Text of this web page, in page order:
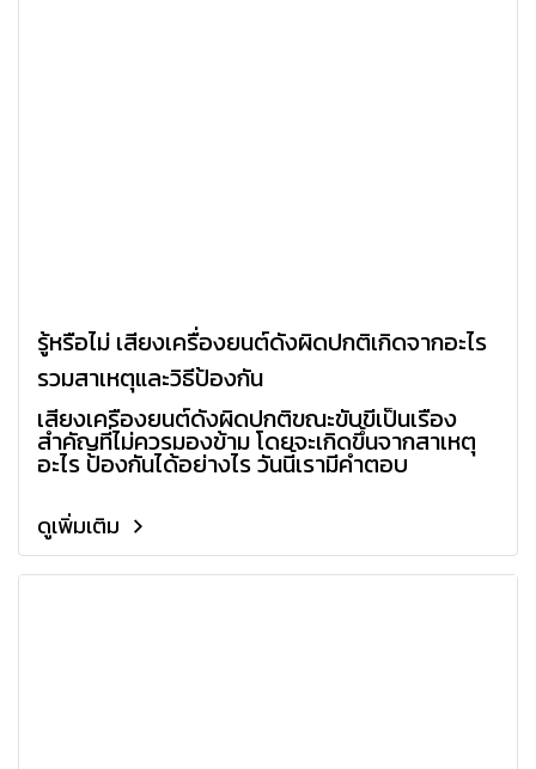
รู้หรือไม่ เสียงเครื่องยนต์ดังผิดปกติเกิดจากอะไร
รวมสาเหตุและวิธีป้องกัน
เสียงเครื่องยนต์ดังผิดปกติขณะขับขี่เป็นเรื่อง
สำคัญที่ไม่ควรมองข้าม โดยจะเกิดขึ้นจากสาเหตุ
อะไร ป้องกันได้อย่างไร วันนี้เรามีคำตอบ
ดูเพิ่มเติม